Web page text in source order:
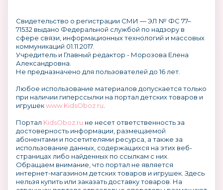
Свидетельство о регистрации СМИ — ЭЛ № ФС 77–
71532 выдано Федеральной службой по надзору в
сфере связи, информационных технологий и массовых
коммуникаций 01.11.2017.
Учредитель и Главный редактор - Морозова Елена
Александровна.
Не предназначено для пользователей до 16 лет.
Любое использование материалов допускается только
при наличии гиперссылки на портал детских товаров и
игрушекwww.KidsOboz.ru
Портал KidsOboz.ru не несет ответственность за
достоверность информации, размещаемой
абонентами и посетителями ресурса, а также за
использование данных, содержащихся на этих веб-
страницах либо найденных по ссылкам с них.
Обращаем внимание, что портал не является
интернет-магазином детских товаров и игрушек. Здесь
нельзя купить или заказать доставку товаров. На